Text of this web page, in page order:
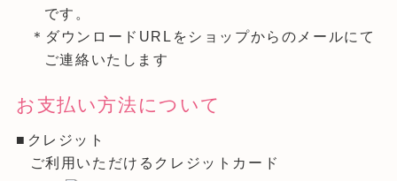
です。
＊ダウンロードURLをショップからのメールにて
ご連絡いたします
お支払い方法について
クレジット
ご利用いただけるクレジットカード